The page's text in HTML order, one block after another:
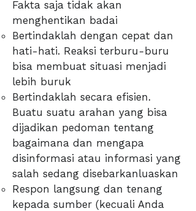
Fakta saja tidak akan
menghentikan badai
Bertindaklah dengan cepat dan
hati-hati. Reaksi terburu-buru
bisa membuat situasi menjadi
lebih buruk
Bertindaklah secara efisien.
Buatu suatu arahan yang bisa
dijadikan pedoman tentang
bagaimana dan mengapa
disinformasi atau informasi yang
salah sedang disebarkanluaskan
Respon langsung dan tenang
kepada sumber (kecuali Anda